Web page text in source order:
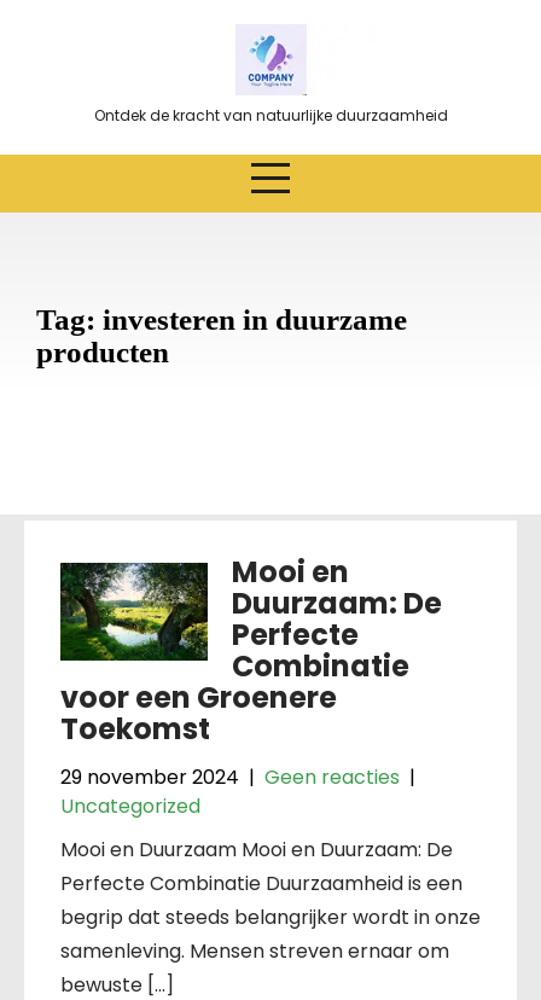
Ontdek de kracht van natuurlijke duurzaamheid
Tag: investeren in duurzame
producten
Mooi en
Duurzaam: De
Perfecte
Combinatie
voor een Groenere
Toekomst
29 november 2024 | Geen reacties |
Uncategorized
Mooi en Duurzaam Mooi en Duurzaam: De
Perfecte Combinatie Duurzaamheid is een
begrip dat steeds belangrijker wordt in onze
samenleving. Mensen streven ernaar om
bewuste […]